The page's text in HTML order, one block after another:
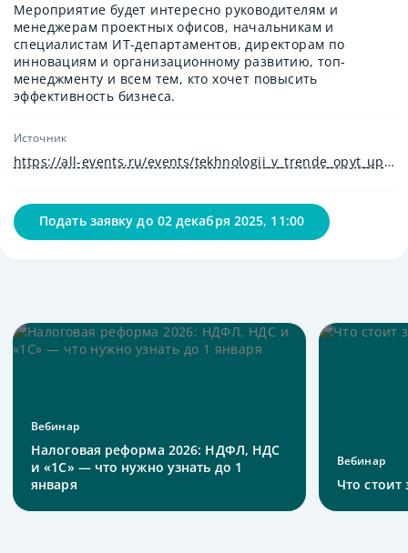
Мероприятие будет интересно руководителям и
менеджерам проектных офисов, начальникам и
специалистам ИТ-департаментов, директорам по
инновациям и организационному развитию, топ-
менеджменту и всем тем, кто хочет повысить
эффективность бизнеса.
Источник
https://all-events.ru/events/tekhnologii_v_trende_opyt_upravleniya_proektami_bungly/
Подать заявку до 02 декабря 2025, 11:00
Вебинар
Налоговая реформа 2026: НДФЛ, НДС
и «1С» — что нужно узнать до 1
января
Вебинар
Что стоит